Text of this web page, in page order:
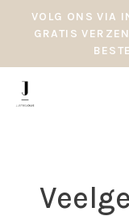
VOLG ONS VIA
GRATIS